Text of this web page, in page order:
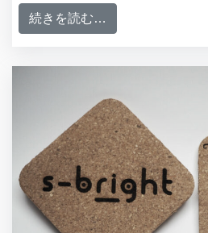
続きを読む…